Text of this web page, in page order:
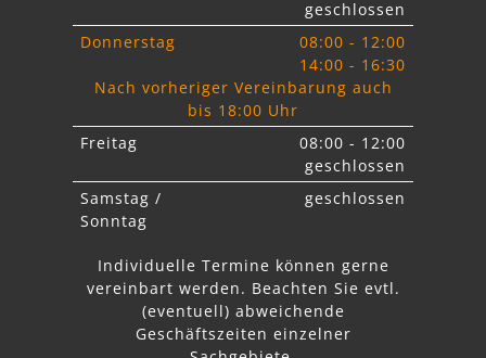
geschlossen
Donnerstag
08:00 - 12:00
14:00 - 16:30
Nach vorheriger Vereinbarung auch
bis 18:00 Uhr
Freitag
08:00 - 12:00
geschlossen
Samstag /
Sonntag
geschlossen
Individuelle Termine können gerne
vereinbart werden. Beachten Sie evtl.
abweichende
Geschäftszeiten einzelner